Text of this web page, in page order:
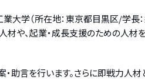
学（所在地：東京都目黒区/学長
材や、起業・成長支援のための人
言を行います。さらに即戦力人